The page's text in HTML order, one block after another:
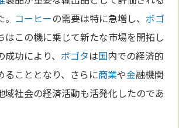
コーヒーの需要は特に急増し、 ボゴ
はこの機に乗じて新たな市場を開拓し
功により、 ボゴタは国内での経済的
ることとなり、さらに商業や金融機関
域社会の経済活動も活発化したのであ